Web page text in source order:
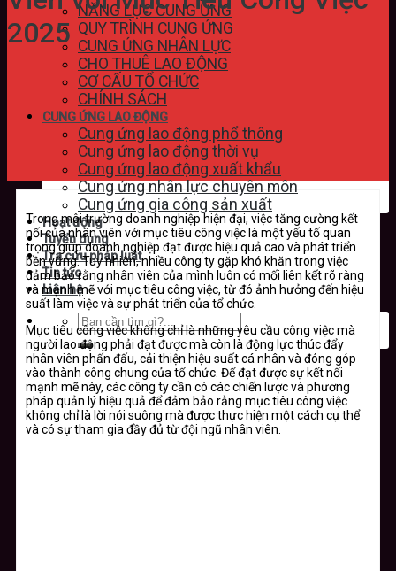
NĂNG LỰC CUNG ỨNG
QUY TRÌNH CUNG ỨNG
CUNG ỨNG NHÂN LỰC
CHO THUÊ LAO ĐỘNG
CƠ CẤU TỔ CHỨC
CHÍNH SÁCH
CUNG ỨNG LAO ĐỘNG
Cung ứng lao động phổ thông
Cung ứng lao động thời vụ
Cung ứng lao động xuất khẩu
Cung ứng nhân lực chuyên môn
Cung ứng gia công sản xuất
Hoạt động
Tuyển dụng
Tra cứu pháp luật
Tin tức
Liên hệ
2025
Trong môi trường doanh nghiệp hiện đại, việc tăng cường kết
nối của nhân viên với mục tiêu công việc là một yếu tố quan
trọng giúp doanh nghiệp đạt được hiệu quả cao và phát triển
bền vững. Tuy nhiên, nhiều công ty gặp khó khăn trong việc
đảm bảo rằng nhân viên của mình luôn có mối liên kết rõ ràng
và mạnh mẽ với mục tiêu công việc, từ đó ảnh hưởng đến hiệu
suất làm việc và sự phát triển của tổ chức.
Mục tiêu công việc không chỉ là những yêu cầu công việc mà
người lao động phải đạt được mà còn là động lực thúc đẩy
nhân viên phấn đấu, cải thiện hiệu suất cá nhân và đóng góp
vào thành công chung của tổ chức. Để đạt được sự kết nối
mạnh mẽ này, các công ty cần có các chiến lược và phương
pháp quản lý hiệu quả để đảm bảo rằng mục tiêu công việc
không chỉ là lời nói suông mà được thực hiện một cách cụ thể
và có sự tham gia đầy đủ từ đội ngũ nhân viên.